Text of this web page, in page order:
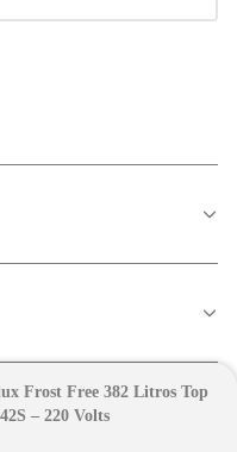
Frost Free 382 Litros Top
– 220 Volts